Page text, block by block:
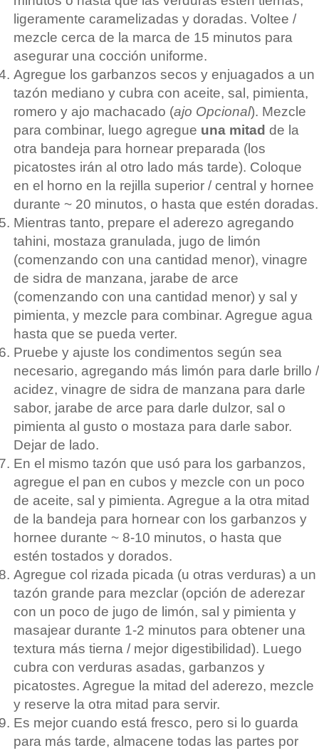
ligeramente caramelizadas y doradas. Voltee /
mezcle cerca de la marca de 15 minutos para
asegurar una cocción uniforme.
Agregue los garbanzos secos y enjuagados a un
tazón mediano y cubra con aceite, sal, pimienta,
romero y ajo machacado (ajo Opcional). Mezcle
para combinar, luego agregue una mitad de la
otra bandeja para hornear preparada (los
picatostes irán al otro lado más tarde). Coloque
en el horno en la rejilla superior / central y hornee
durante ~ 20 minutos, o hasta que estén doradas.
Mientras tanto, prepare el aderezo agregando
tahini, mostaza granulada, jugo de limón
(comenzando con una cantidad menor), vinagre
de sidra de manzana, jarabe de arce
(comenzando con una cantidad menor) y sal y
pimienta, y mezcle para combinar. Agregue agua
hasta que se pueda verter.
Pruebe y ajuste los condimentos según sea
necesario, agregando más limón para darle brillo /
acidez, vinagre de sidra de manzana para darle
sabor, jarabe de arce para darle dulzor, sal o
pimienta al gusto o mostaza para darle sabor.
Dejar de lado.
En el mismo tazón que usó para los garbanzos,
agregue el pan en cubos y mezcle con un poco
de aceite, sal y pimienta. Agregue a la otra mitad
de la bandeja para hornear con los garbanzos y
hornee durante ~ 8-10 minutos, o hasta que
estén tostados y dorados.
Agregue col rizada picada (u otras verduras) a un
tazón grande para mezclar (opción de aderezar
con un poco de jugo de limón, sal y pimienta y
masajear durante 1-2 minutos para obtener una
textura más tierna / mejor digestibilidad). Luego
cubra con verduras asadas, garbanzos y
picatostes. Agregue la mitad del aderezo, mezcle
y reserve la otra mitad para servir.
Es mejor cuando está fresco, pero si lo guarda
para más tarde, almacene todas las partes por